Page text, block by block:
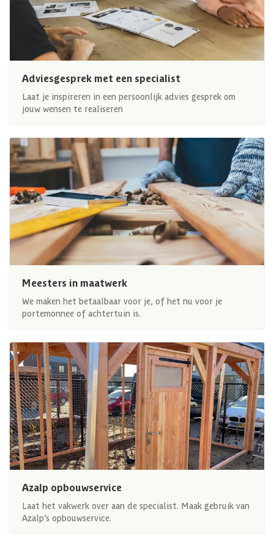
Adviesgesprek met een specialist
Laat je inspireren in een persoonlijk advies gesprek om
jouw wensen te realiseren
Meesters in maatwerk
We maken het betaalbaar voor je, of het nu voor je
portemonnee of achtertuin is.
Azalp opbouwservice
Laat het vakwerk over aan de specialist. Maak gebruik van
Azalp’s opbouwservice.